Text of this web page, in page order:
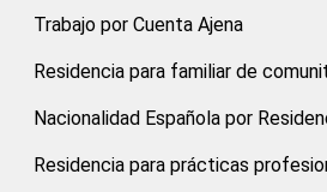
Trabajo por Cuenta Ajena
Residencia para familiar de
Nacionalidad Española por
Residencia para prácticas